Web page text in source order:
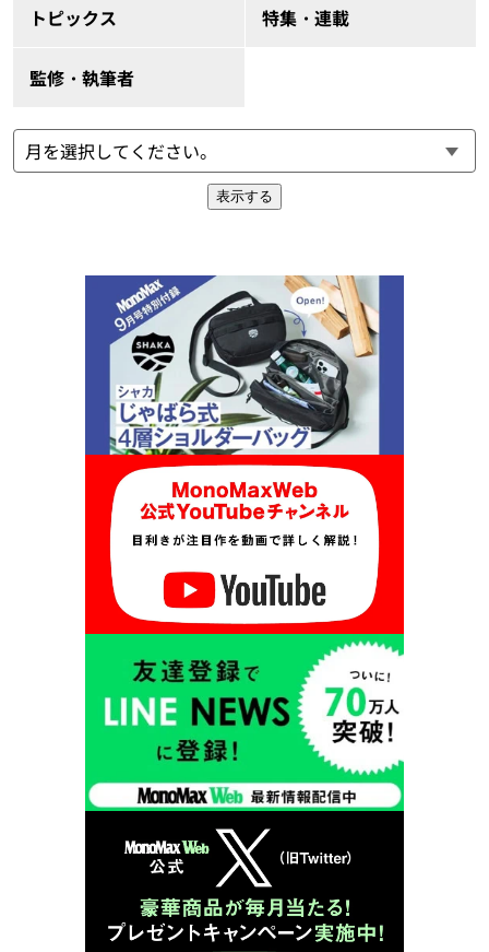
トピックス 特集・連載
監修・執筆者
表示する